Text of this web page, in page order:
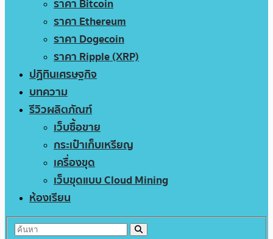
ราคา Bitcoin
ราคา Ethereum
ราคา Dogecoin
ราคา Ripple (XRP)
ปฏิทินเศรษฐกิจ
บทความ
รีวิวผลิตภัณฑ์
เว็บซื้อขาย
กระเป๋าเก็บเหรียญ
เครื่องขุด
เว็บขุดแบบ Cloud Mining
ห้องเรียน